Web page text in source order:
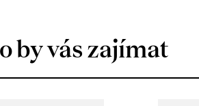
by vás zajímat